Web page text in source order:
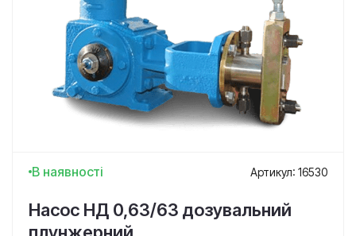
В наявності Артикул: 16530
Насос НД 0,63/63 дозувальний